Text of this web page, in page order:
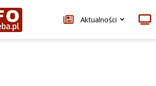
Infonowadeba.pl Aktualności